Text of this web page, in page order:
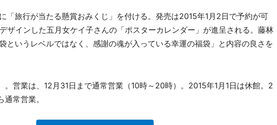
「旅行が当たる懸賞おみくじ」を付ける。発売は2015年1月2日で予約が可
ザインした五月女ケイ子さんの「ポスターカレンダー」が進呈される。藤林
というレベルではなく、感謝の魂が入っている幸運の福袋」と内容の良さを
営業は、12月31日まで通常営業（10時～20時）。2015年1月1日は休館。2
常営業。